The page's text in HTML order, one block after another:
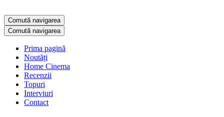
Comută navigarea
Comută navigarea
Prima pagină
Noutăți
Home Cinema
Recenzii
Topuri
Interviuri
Contact